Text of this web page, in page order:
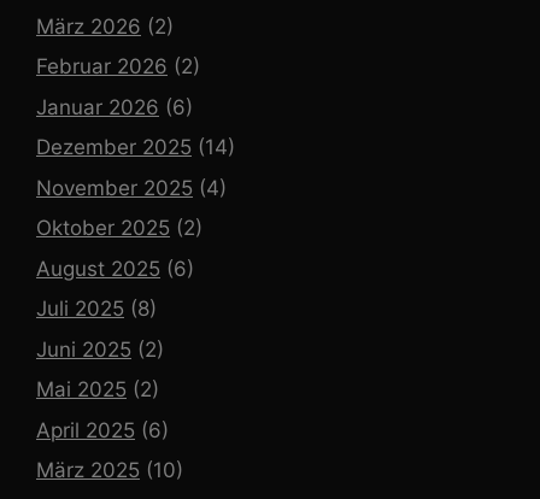
März 2026 (2)
Februar 2026 (2)
Januar 2026 (6)
Dezember 2025 (14)
November 2025 (4)
Oktober 2025 (2)
August 2025 (6)
Juli 2025 (8)
Juni 2025 (2)
Mai 2025 (2)
April 2025 (6)
März 2025 (10)